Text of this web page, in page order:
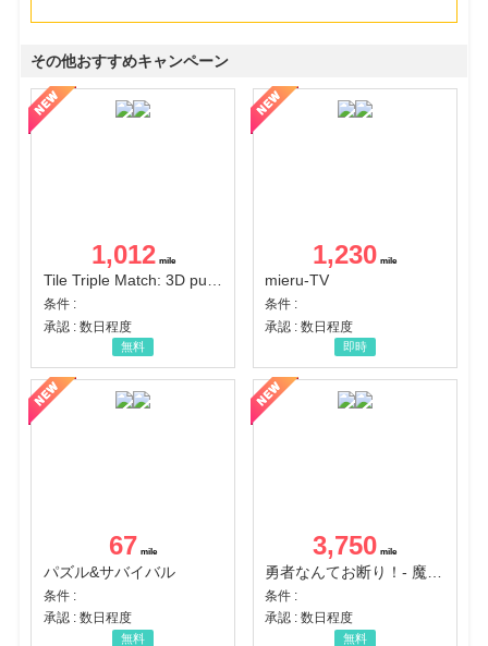
その他おすすめキャンペーン
1,012
Tile Triple Match: 3D puzzle
条件 :
承認 : 数日程度
無料
1,230
mieru-TV
条件 :
承認 : 数日程度
即時
67
パズル&サバイバル
条件 :
承認 : 数日程度
無料
3,750
条件 :
承認 : 数日程度
無料